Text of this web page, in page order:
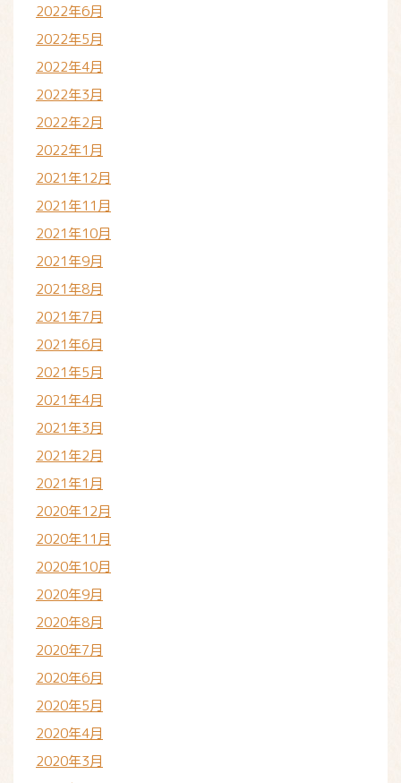
2022年6月
2022年5月
2022年4月
2022年3月
2022年2月
2022年1月
2021年12月
2021年11月
2021年10月
2021年9月
2021年8月
2021年7月
2021年6月
2021年5月
2021年4月
2021年3月
2021年2月
2021年1月
2020年12月
2020年11月
2020年10月
2020年9月
2020年8月
2020年7月
2020年6月
2020年5月
2020年4月
2020年3月